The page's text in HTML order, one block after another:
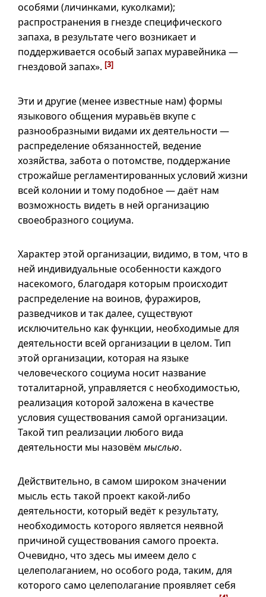
особями (личинками, куколками);
распространения в гнезде специфического
запаха, в результате чего возникает и
поддерживается особый запах муравейника —
гнездовой запах». [3]
Эти и другие (менее известные нам) формы
языкового общения муравьёв вкупе с
разнообразными видами их деятельности —
распределение обязанностей, ведение
хозяйства, забота о потомстве, поддержание
строжайше регламентированных условий жизни
всей колонии и тому подобное — даёт нам
возможность видеть в ней организацию
своеобразного социума.
Характер этой организации, видимо, в том, что в
ней индивидуальные особенности каждого
насекомого, благодаря которым происходит
распределение на воинов, фуражиров,
разведчиков и так далее, существуют
исключительно как функции, необходимые для
деятельности всей организации в целом. Тип
этой организации, которая на языке
человеческого социума носит название
тоталитарной, управляется с необходимостью,
реализация которой заложена в качестве
условия существования самой организации.
Такой тип реализации любого вида
деятельности мы назовём мыслью.
Действительно, в самом широком значении
мысль есть такой проект какой-либо
деятельности, который ведёт к результату,
необходимость которого является неявной
причиной существования самого проекта.
Очевидно, что здесь мы имеем дело с
целеполаганием, но особого рода, таким, для
которого само целеполагание проявляет себя